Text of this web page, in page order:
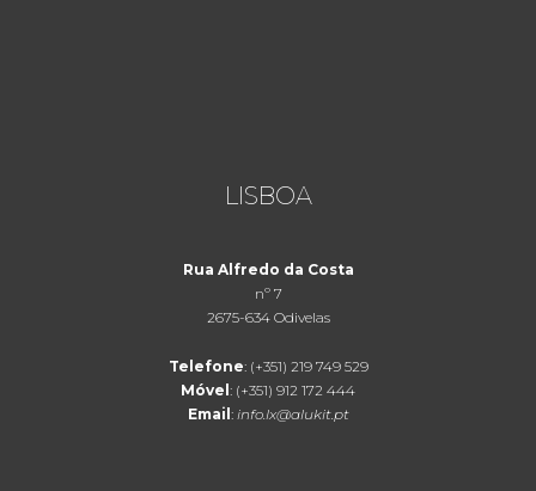
LISBOA
Rua Alfredo da Costa
nº 7
2675-634 Odivelas
Telefone: (+351) 219 749 529
Móvel : (+351) 912 172 444
Email :info.lx@alukit.pt